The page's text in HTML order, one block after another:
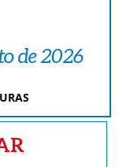
de 2026